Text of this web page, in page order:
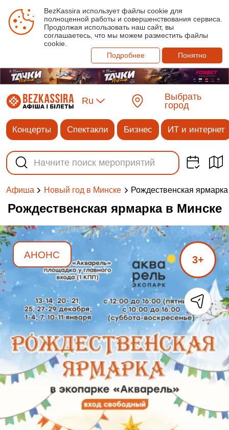
BezKassira использует файлы cookie для
полноценной работы и совершенствования сервиса.
Продолжая использовать наш сайт, вы
соглашаетесь, что мы можем разместить файлы
cookie.
Подробнее
Понятно
Ru
Выбрать
город
Концерты Спектакли Бизнес ИТ и интернет
Афиша Новый год в Минске Рождественская ярмарка
Рождественская ярмарка в Минске
АНОНС 3+